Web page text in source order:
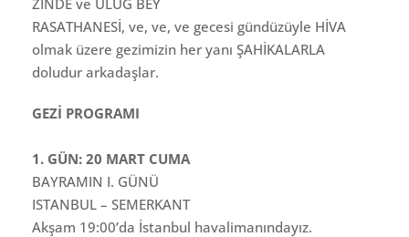
RASATHANESİ, ve, ve, ve gecesi gündüzüyle HİVA
olmak üzere gezimizin her yanı ŞAHİKALARLA
doludur arkadaşlar.
GEZİ PROGRAMI
1. GÜN: 20 MART CUMA
BAYRAMIN I. GÜNÜ
ISTANBUL – SEMERKANT
Akşam 19:00’da İstanbul havalimanındayız.